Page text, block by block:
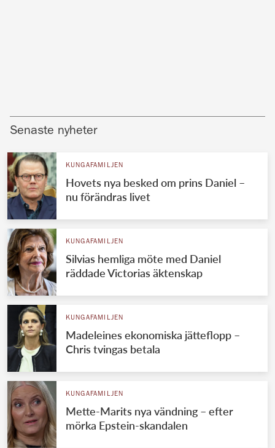
Senaste nyheter
KUNGAFAMILJEN
Hovets nya besked om prins Daniel –
nu förändras livet
KUNGAFAMILJEN
Silvias hemliga möte med Daniel
räddade Victorias äktenskap
KUNGAFAMILJEN
Madeleines ekonomiska jätteflopp –
Chris tvingas betala
KUNGAFAMILJEN
Mette-Marits nya vändning – efter
mörka Epstein-skandalen